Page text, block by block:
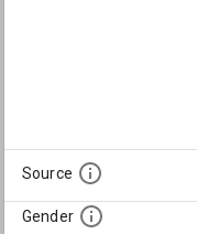
Source
Gender